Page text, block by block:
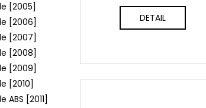
[2005]
[2006]
[2007]
[2008]
[2009]
[2010]
ABS [2011]
DETAIL